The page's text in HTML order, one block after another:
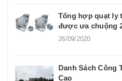
Tổng hợp quạt ly
được ưa chuộng
26/09/2020
Danh Sách Công
Cao